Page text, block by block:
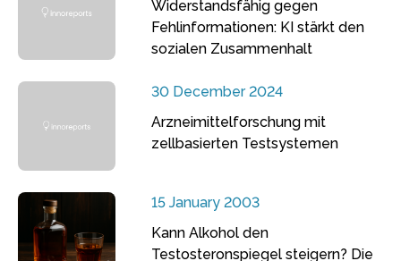
Widerstandsfähig gegen
Fehlinformationen: KI stärkt den
sozialen Zusammenhalt
30 December 2024
Arzneimittelforschung mit
zellbasierten Testsystemen
15 January 2003
Kann Alkohol den
Testosteronspiegel steigern? Die